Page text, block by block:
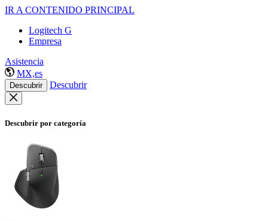
IR A CONTENIDO PRINCIPAL
Logitech G
Empresa
Asistencia
MX,es
Descubrir Descubrir
Descubrir por categoría